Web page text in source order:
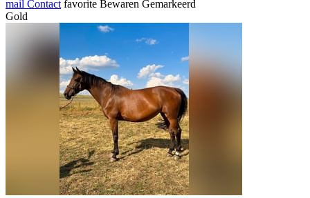
mail Contact favorite Bewaren Gemarkeerd
Gold